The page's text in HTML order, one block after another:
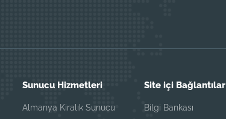
Sunucu Hizmetleri
Almanya Kiralık Sunucu
Site içi Bağlantılar
Bilgi Bankası